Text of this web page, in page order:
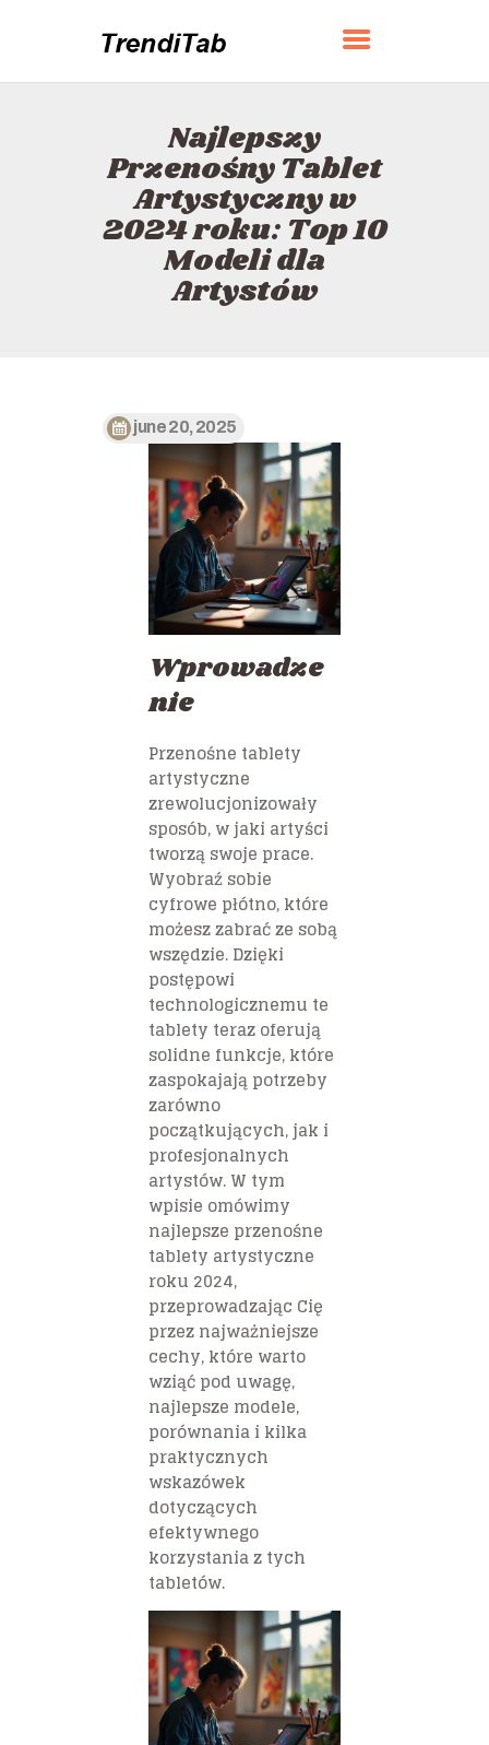
Najlepszy
Przenośny Tablet
Artystyczny w
2024 roku: Top 10
Modeli dla
Artystów
TRENDITAB
O
KONTAKT
POLITYKA
POLSKI
june 20, 2025
Wprowadze
nie
Przenośne tablety
artystyczne
zrewolucjonizowały
sposób, w jaki artyści
tworzą swoje prace.
Wyobraź sobie
cyfrowe płótno, które
możesz zabrać ze sobą
wszędzie. Dzięki
postępowi
technologicznemu te
tablety teraz oferują
solidne funkcje, które
zaspokajają potrzeby
zarówno
początkujących, jak i
profesjonalnych
artystów. W tym
wpisie omówimy
najlepsze przenośne
tablety artystyczne
roku 2024,
przeprowadzając Cię
przez najważniejsze
cechy, które warto
wziąć pod uwagę,
najlepsze modele,
porównania i kilka
praktycznych
wskazówek
dotyczących
efektywnego
korzystania z tych
tabletów.